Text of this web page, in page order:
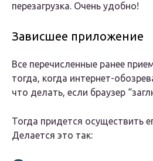
перезагрузка. Очень удобно!
Зависшее приложение
Все перечисленные ранее
тогда, когда интернет-
что делать, если браузер
Тогда придется осуществить
Делается это так: